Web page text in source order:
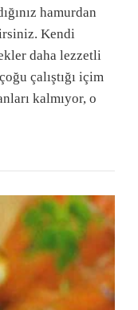
hamurdan
Kendi
daha lezzetli
çalıştığı içim
kalmıyor, o